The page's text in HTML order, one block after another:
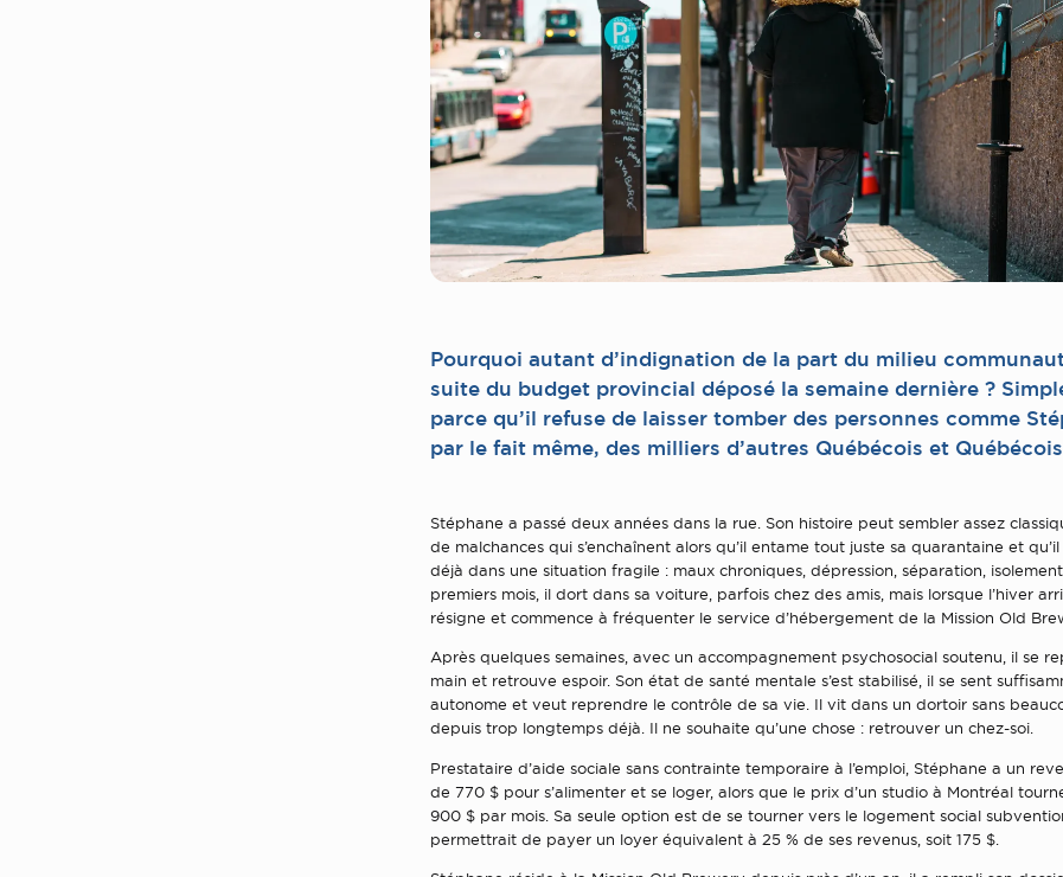
Pourquoi autant d’indignation de la part du milieu
suite du budget provincial déposé la semaine dernière ?
parce qu’il refuse de laisser tomber des personnes comme
par le fait même, des milliers d’autres Québécois et
Stéphane a passé deux années dans la rue. Son histoire peut sembler assez
de malchances qui s’enchaînent alors qu’il entame tout juste sa quarantaine et
déjà dans une situation fragile : maux chroniques, dépression, séparation,
premiers mois, il dort dans sa voiture, parfois chez des amis, mais lorsque l’hiver
résigne et commence à fréquenter le service d’hébergement de la Mission Old
Après quelques semaines, avec un accompagnement psychosocial soutenu, il se
main et retrouve espoir. Son état de santé mentale s’est stabilisé, il se sent
autonome et veut reprendre le contrôle de sa vie. Il vit dans un dortoir sans
depuis trop longtemps déjà. Il ne souhaite qu’une chose : retrouver un chez-soi.
Prestataire d’aide sociale sans contrainte temporaire à l’emploi, Stéphane a un
de 770 $ pour s’alimenter et se loger, alors que le prix d’un studio à Montréal
900 $ par mois. Sa seule option est de se tourner vers le logement social
permettrait de payer un loyer équivalent à 25 % de ses revenus, soit 175 $.